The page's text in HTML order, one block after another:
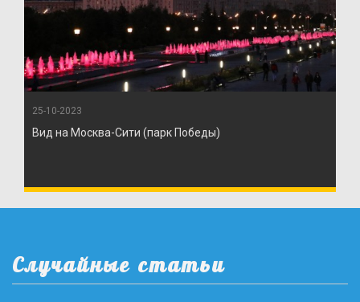
25-10-2023
Вид на Москва-Сити (парк Победы)
Случайные статьи